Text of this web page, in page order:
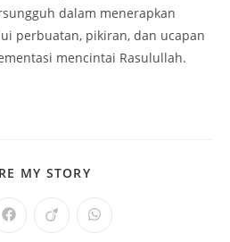
dalam menerapkan
perbuatan, pikiran, dan ucapan
mencintai Rasulullah.
MY STORY
Opens Opens Opens